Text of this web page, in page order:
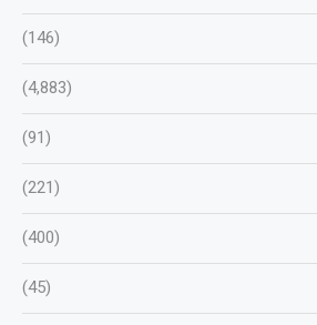
(146)
(4,883)
(91)
(221)
(400)
(45)